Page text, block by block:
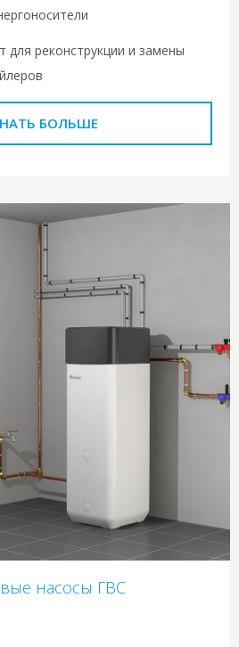
для реконструкции и замены
БОЛЬШЕ
насосы ГВС